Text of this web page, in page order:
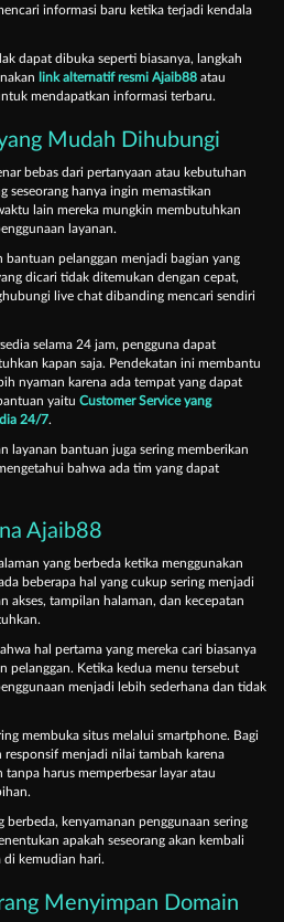
informasi baru ketika terjadi kendala
dapat dibuka seperti biasanya, langkah
link alternatif resmi Ajaib88 atau
mendapatkan informasi terbaru.
Mudah Dihubungi
bebas dari pertanyaan atau kebutuhan
seseorang hanya ingin memastikan
lain mereka mungkin membutuhkan
layanan.
bantuan pelanggan menjadi bagian yang
dicari tidak ditemukan dengan cepat,
live chat dibanding mencari sendiri
selama 24 jam, pengguna dapat
kapan saja. Pendekatan ini membantu
nyaman karena ada tempat yang dapat
yaitu Customer Service yang
24/7.
layanan bantuan juga sering memberikan
bahwa ada tim yang dapat
Ajaib88
yang berbeda ketika menggunakan
beberapa hal yang cukup sering menjadi
akses, tampilan halaman, dan kecepatan
hal pertama yang mereka cari biasanya
pelanggan. Ketika kedua menu tersebut
menjadi lebih sederhana dan tidak
membuka situs melalui smartphone. Bagi
responsif menjadi nilai tambah karena
harus memperbesar layar atau
kenyamanan penggunaan sering
apakah seseorang akan kembali
di kemudian hari.
Menyimpan Domain